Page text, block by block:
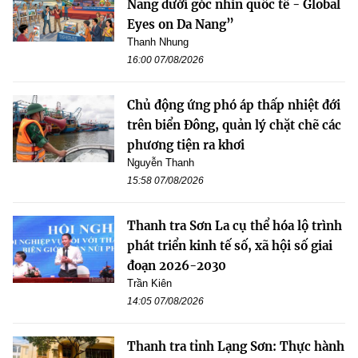
Nẵng dưới góc nhìn quốc tế - Global
Eyes on Da Nang”
Thanh Nhung
16:00 07/08/2026
Chủ động ứng phó áp thấp nhiệt đới
trên biển Đông, quản lý chặt chẽ các
phương tiện ra khơi
Nguyễn Thanh
15:58 07/08/2026
Thanh tra Sơn La cụ thể hóa lộ trình
phát triển kinh tế số, xã hội số giai
đoạn 2026-2030
Trần Kiên
14:05 07/08/2026
Thanh tra tỉnh Lạng Sơn: Thực hành